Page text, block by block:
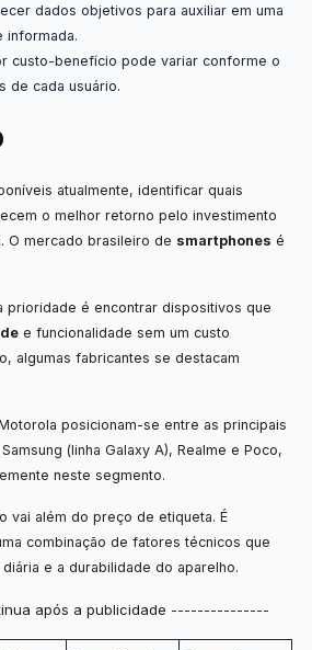
dados objetivos para auxiliar em uma
informada.
custo-benefício pode variar conforme o
de cada usuário.
atualmente, identificar quais
o melhor retorno pelo investimento
O mercado brasileiro de smartphones é
prioridade é encontrar dispositivos que
e funcionalidade sem um custo
algumas fabricantes se destacam
posicionam-se entre as principais
(linha Galaxy A), Realme e Poco,
neste segmento.
vai além do preço de etiqueta. É
combinação de fatores técnicos que
e a durabilidade do aparelho.
após a publicidade ---------------